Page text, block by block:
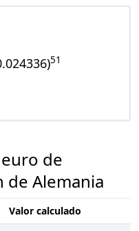
51
de
de Alemania
Valor calculado